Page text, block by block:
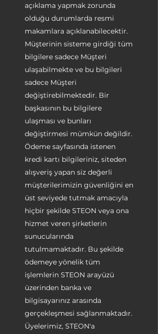
açıklama yapmak zorunda
olduğu durumlarda resmi
makamlara açıklanabilecektir.
Müşterinin sisteme girdiği tüm
bilgilere sadece Müşteri
ulaşabilmekte ve bu bilgileri
sadece Müşteri
değiştirebilmektedir. Bir
başkasının bu bilgilere
ulaşması ve bunları
değiştirmesi mümkün değildir.
Ödeme sayfasında istenen
kredi kartı bilgileriniz, siteden
alışveriş yapan siz değerli
müşterilerimizin güvenliğini en
üst seviyede tutmak amacıyla
hiçbir şekilde STEON veya ona
hizmet veren şirketlerin
sunucularında
tutulmamaktadır. Bu şekilde
ödemeye yönelik tüm
işlemlerin STEON arayüzü
üzerinden banka ve
bilgisayarınız arasında
gerçekleşmesi sağlanmaktadır.
Üyelerimiz, STEON'a